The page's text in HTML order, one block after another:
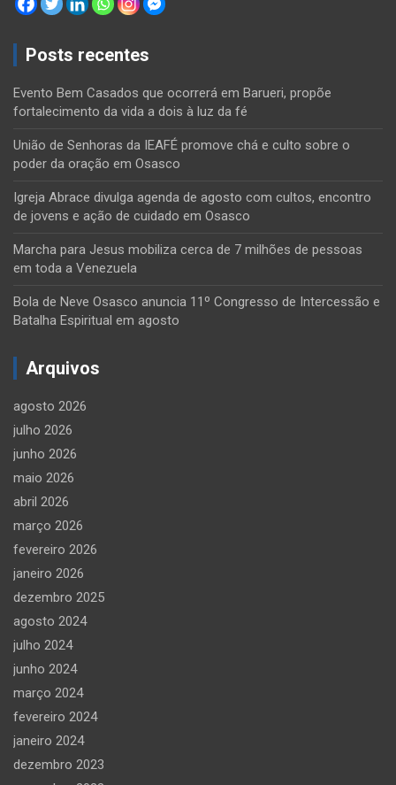
Posts recentes
Evento Bem Casados que ocorrerá em Barueri, propõe
fortalecimento da vida a dois à luz da fé
União de Senhoras da IEAFÉ promove chá e culto sobre o
poder da oração em Osasco
Igreja Abrace divulga agenda de agosto com cultos, encontro
de jovens e ação de cuidado em Osasco
Marcha para Jesus mobiliza cerca de 7 milhões de pessoas
em toda a Venezuela
Bola de Neve Osasco anuncia 11º Congresso de Intercessão e
Batalha Espiritual em agosto
Arquivos
agosto 2026
julho 2026
junho 2026
maio 2026
abril 2026
março 2026
fevereiro 2026
janeiro 2026
dezembro 2025
agosto 2024
julho 2024
junho 2024
março 2024
fevereiro 2024
janeiro 2024
dezembro 2023